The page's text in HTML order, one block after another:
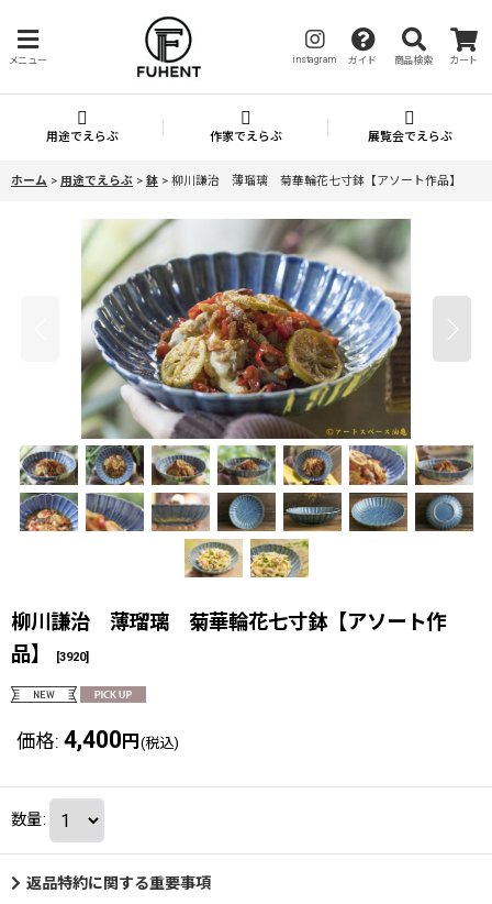
メニュー instagram ガイド 商品検索 カート
用途でえらぶ 作家でえらぶ 展覧会でえらぶ
ホーム > 用途でえらぶ > 鉢 > 柳川謙治 薄瑠璃 菊華輪花七寸鉢【アソート作品】
柳川謙治 薄瑠璃 菊華輪花七寸鉢【アソート作
品】
3920]
価格: 4,400 円 (税込)
数量:
返品特約に関する重要事項